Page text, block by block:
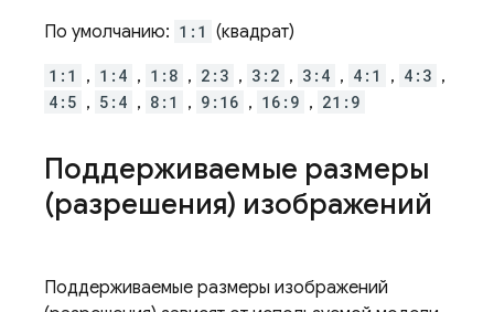
По умолчанию: 1:1 (квадрат)
1:1 , 1:4 , 1:8 , 2:3 , 3:2 , 3:4 , 4:1 , 4:3 ,
4:5 , 5:4 , 8:1 , 9:16 , 16:9 , 21:9
Поддерживаемые размеры
(разрешения) изображений
Поддерживаемые размеры изображений